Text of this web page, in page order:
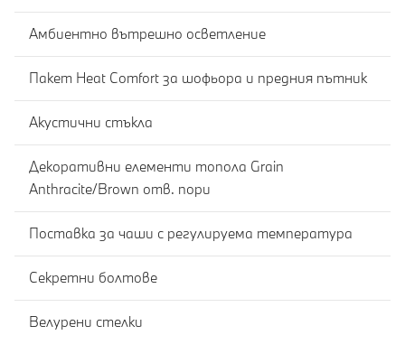
Амбиентно вътрешно осветление
Пакет Heat Comfort за шофьора и предния пътник
Акустични стъкла
Декоративни елементи топола Grain
Anthracite/Brown отв. пори
Поставка за чаши с регулируема температура
Секретни болтове
Велурени стелки